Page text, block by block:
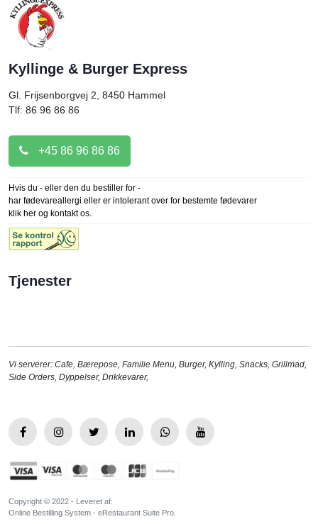
Kyllinge & Burger Express
Gl. Frijsenborgvej 2, 8450 Hammel
Tlf: 86 96 86 86
+45 86 96 86 86
Hvis du - eller den du bestiller for -
har fødevareallergi eller er intolerant over for bestemte fødevarer
klik her og kontakt os.
Tjenester
Vi serverer: Cafe, Bærepose, Familie Menu, Burger, Kylling, Snacks, Grillmad,
Side Orders, Dyppelser, Drikkevarer,
Copyright © 2022 - Leveret af:
Online Bestilling System - eRestaurant Suite Pro.